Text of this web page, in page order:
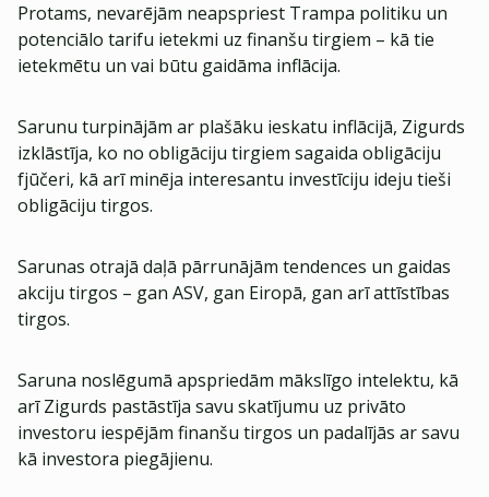
Protams, nevarējām neapspriest Trampa politiku un
potenciālo tarifu ietekmi uz finanšu tirgiem – kā tie
ietekmētu un vai būtu gaidāma inflācija.
Sarunu turpinājām ar plašāku ieskatu inflācijā, Zigurds
izklāstīja, ko no obligāciju tirgiem sagaida obligāciju
fjūčeri, kā arī minēja interesantu investīciju ideju tieši
obligāciju tirgos.
Sarunas otrajā daļā pārrunājām tendences un gaidas
akciju tirgos – gan ASV, gan Eiropā, gan arī attīstības
tirgos.
Saruna noslēgumā apspriedām mākslīgo intelektu, kā
arī Zigurds pastāstīja savu skatījumu uz privāto
investoru iespējām finanšu tirgos un padalījās ar savu
kā investora piegājienu.